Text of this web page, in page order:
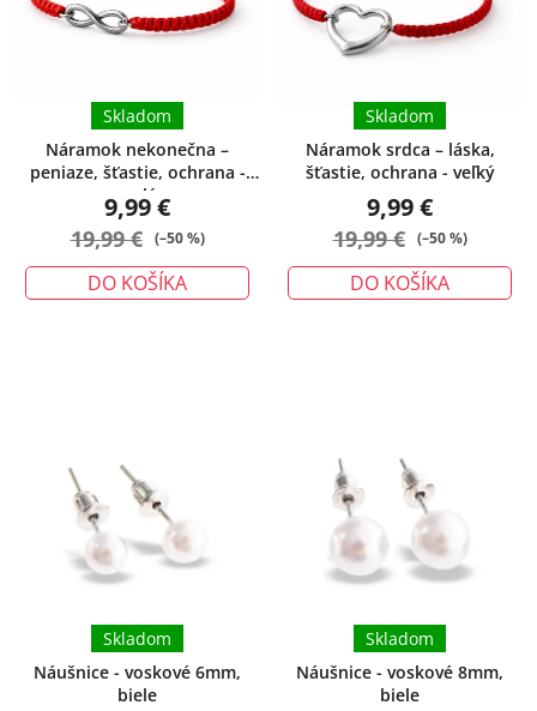
5
Náramok nekonečna –
peniaze, šťastie, ochrana -
malý
Skladom
9,99 €
19,99 € (–50 %)
DO KOŠÍKA
Náramok srdca – láska,
šťastie, ochrana - veľký
Skladom
9,99 €
19,99 € (–50 %)
DO KOŠÍKA
Náušnice - voskové 6mm,
biele
Skladom
Náušnice - voskové 8mm,
biele
Skladom